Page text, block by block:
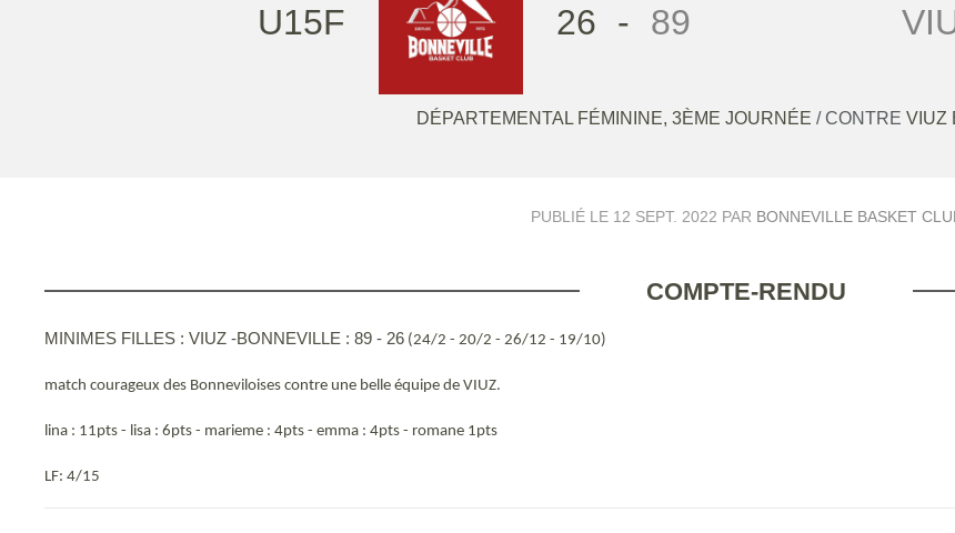
U15F 26 - 89
DÉPARTEMENTAL FÉMININE, 3ÈME JOURNÉE / CONTRE VIUZ
PUBLIÉ LE 12 SEPT. 2022 PAR BONNEVILLE BASKET
COMPTE-RENDU
MINIMES FILLES : VIUZ -BONNEVILLE : 89 - 26 (24/2 - 20/2 - 26/12 - 19/10)
match courageux des Bonneviloises contre une belle équipe de VIUZ.
lina : 11pts - lisa : 6pts - marieme : 4pts - emma : 4pts - romane 1pts
LF: 4/15